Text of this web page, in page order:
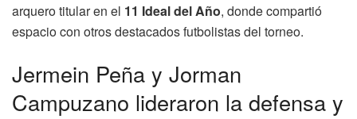
arquero titular en el 11 Ideal del Año, donde compartió
espacio con otros destacados futbolistas del torneo.
Jermein Peña y Jorman
Campuzano lideraron la defensa y